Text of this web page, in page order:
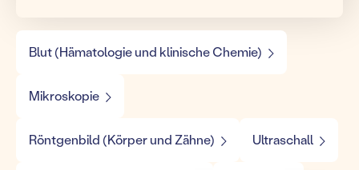
Blut (Hämatologie und klinische Chemie)
Mikroskopie
Röntgenbild (Körper und Zähne) Ultraschall